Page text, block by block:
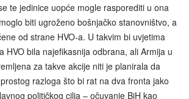
te jedinice uopće mogle rasporediti u ona
biti ugroženo bošnjačko stanovništvo, a
od strane HVO-a. U takvim bi uvjetima
HVO bila najefikasnija odbrana, ali Armija u
za takve akcije niti je planirala da
razloga što bi rat na dva fronta jako
političkog cilja – očuvanje BiH kao